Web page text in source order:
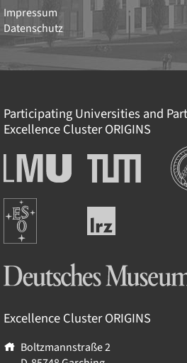
Impressum
Datenschutz
Participating Universities and
Excellence ClusterORIGINS
Ludwig-
Maximilians-
München
Technische
Universität
Europäische
Südsternwarte
Leibniz-
Rechenzentrum
Excellence ClusterORIGINS
Boltzmannstraße 2